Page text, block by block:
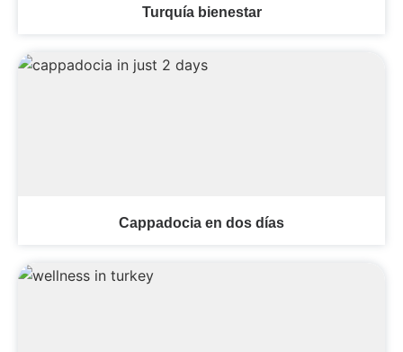
Turquía bienestar
Cappadocia en dos días